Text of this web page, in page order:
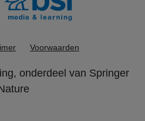
Voorwaarden
, onderdeel van Springer